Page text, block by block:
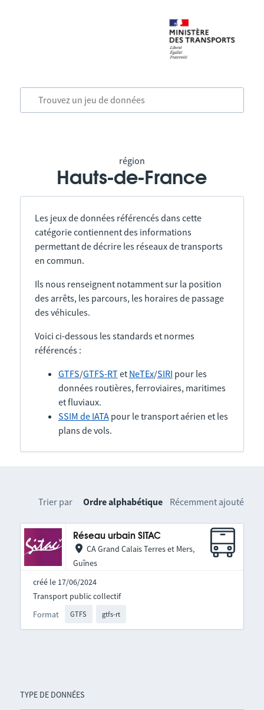
région
Hauts-de-France
Les jeux de données référencés dans cette
catégorie contiennent des informations
permettant de décrire les réseaux de transports
en commun.
Ils nous renseignent notamment sur la position
des arrêts, les parcours, les horaires de passage
des véhicules.
Voici ci-dessous les standards et normes
référencés :
GTFS/GTFS-RTet NeTEx/SIRI pour les
données routières, ferroviaires, maritimes
et fluviaux.
SSIM de IATApour le transport aérien et les
plans de vols.
TYPE DE DONNÉES
Trier par Ordre alphabétique Récemment ajouté
Réseau urbain SITAC
CA Grand Calais Terres et Mers,
Guînes
créé le 17/06/2024
Format GTFS gtfs-rt
Transport public collectif